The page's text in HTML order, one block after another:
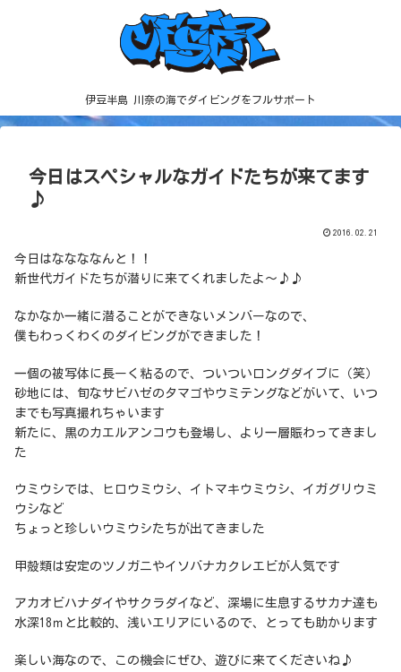
伊豆半島 川奈の海でダイビングをフルサポート
今日はスペシャルなガイドたちが来てます
♪
2016.02.21
今日はななななんと！！
新世代ガイドたちが潜りに来てくれましたよ～♪♪
なかなか一緒に潜ることができないメンバーなので、
僕もわっくわくのダイビングができました！
一個の被写体に長ーく粘るので、ついついロングダイブに（笑）
砂地には、旬なサビハゼのタマゴやウミテングなどがいて、いつ
までも写真撮れちゃいます
新たに、黒のカエルアンコウも登場し、より一層賑わってきまし
た
ウミウシでは、ヒロウミウシ、イトマキウミウシ、イガグリウミ
ウシなど
ちょっと珍しいウミウシたちが出てきました
甲殻類は安定のツノガニやイソバナカクレエビが人気です
アカオビハナダイやサクラダイなど、深場に生息するサカナ達も
水深18ｍと比較的、浅いエリアにいるので、とっても助かります
楽しい海なので、この機会にぜひ、遊びに来てくださいね♪